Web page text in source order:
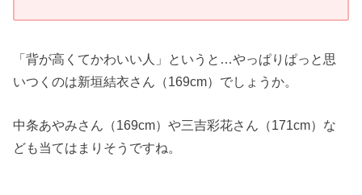
「背が高くてかわいい人」というと…やっぱりぱっと思
いつくのは新垣結衣さん（169cm）でしょうか。
中条あやみさん（169cm）や三吉彩花さん（171cm）な
ども当てはまりそうですね。